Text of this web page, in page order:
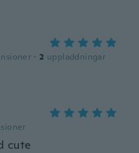
· 2 uppladdningar
cute